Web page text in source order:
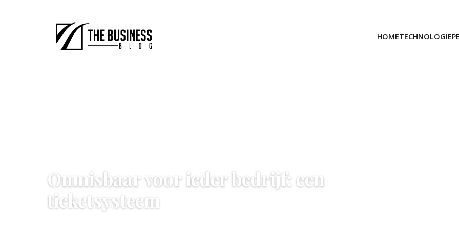
HOMETECHNOLOGIE
Onmisbaar voor ieder bedrijf: een
ticketsysteem